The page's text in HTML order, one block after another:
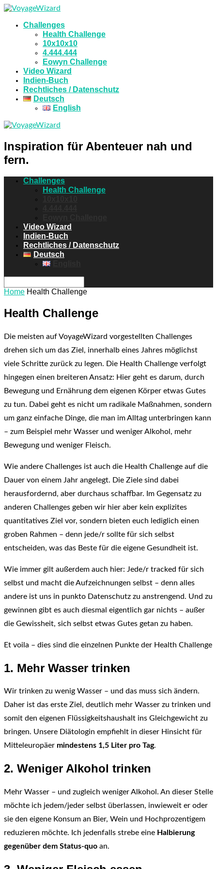
Challenges
Health Challenge
10x10x10
4.444.444
Eowyn Challenge
Video Wizard
Indien-Buch
Rechtliches / Datenschutz
Deutsch
English
Inspiration für Abenteuer nah und
fern.
Challenges
Health Challenge
Video Wizard
Indien-Buch
Rechtliches / Datenschutz
Deutsch
Home Health Challenge
Health Challenge
Die meisten auf VoyageWizard vorgestellten Challenges
drehen sich um das Ziel, innerhalb eines Jahres möglichst
viele Schritte zurück zu legen. Die Health Challenge verfolgt
hingegen einen breiteren Ansatz: Hier geht es darum, durch
Bewegung und Ernährung dem eigenen Körper etwas Gutes
zu tun. Dabei geht es nicht um radikale Maßnahmen, sondern
um ganz einfache Dinge, die man im Alltag unterbringen kann
– zum Beispiel mehr Wasser und weniger Alkohol, mehr
Bewegung und weniger Fleisch.
Wie andere Challenges ist auch die Health Challenge auf die
Dauer von einem Jahr angelegt. Die Ziele sind dabei
herausfordernd, aber durchaus schaffbar. Im Gegensatz zu
anderen Challenges geben wir hier aber kein explizites
quantitatives Ziel vor, sondern bieten euch lediglich einen
groben Rahmen – denn jede/r sollte für sich selbst
entscheiden, was das Beste für die eigene Gesundheit ist.
Wie immer gilt außerdem auch hier: Jede/r tracked für sich
selbst und macht die Aufzeichnungen selbst – denn alles
andere ist uns in punkto Datenschutz zu anstrengend. Und zu
gewinnen gibt es auch diesmal eigentlich gar nichts – außer
die Gewissheit, sich selbst etwas Gutes getan zu haben.
Et voila – dies sind die einzelnen Punkte der Health Challenge
1. Mehr Wasser trinken
Wir trinken zu wenig Wasser – und das muss sich ändern.
Daher ist das erste Ziel, deutlich mehr Wasser zu trinken und
somit den eigenen Flüssigkeitshaushalt ins Gleichgewicht zu
bringen. Unsere Diätologin empfiehlt in dieser Hinsicht für
Mitteleuropäer mindestens 1,5 Liter pro Tag.
2. Weniger Alkohol trinken
Mehr Wasser – und zugleich weniger Alkohol. An dieser Stelle
möchte ich jedem/jeder selbst überlassen, inwieweit er oder
sie den eigene Konsum an Bier, Wein und Hochprozentigem
reduzieren möchte. Ich jedenfalls strebe eine Halbierung
gegenüber dem Status-quo an.